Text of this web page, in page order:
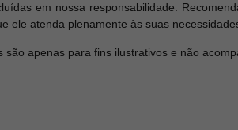
em nossa responsabilidade.
ele atenda plenamente às suas
apenas para fins ilustrativos e não